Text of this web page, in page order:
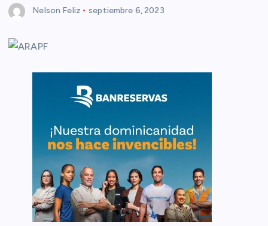
Nelson Feliz septiembre 6, 2023